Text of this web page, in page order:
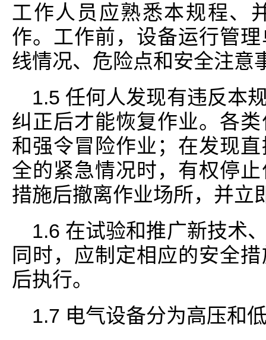
工作人员应熟悉本规程、
作。工作前，设备运行管
线情况、危险点和安全注意
1.5 任何人发现有违反本
纠正后才能恢复作业。各
和强令冒险作业；在发现
全的紧急情况时，有权停
措施后撤离作业场所，并立
1.6 在试验和推广新技术
同时，应制定相应的安全
后执行。
1.7 电气设备分为高压和